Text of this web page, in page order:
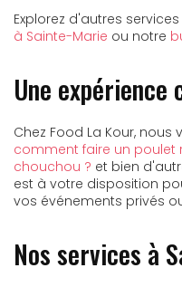
Explorez d'autres
à Sainte-Marie ou notre
Une expérience
Chez Food La Kour,
comment faire un poulet
chouchou ? et bien
est à votre disposition
vos événements privés
Nos services à